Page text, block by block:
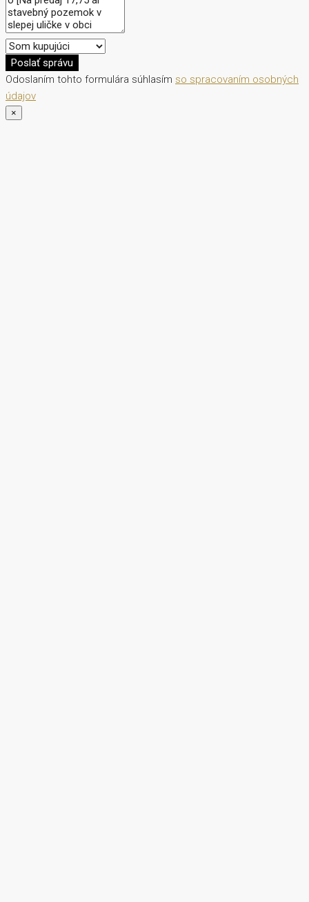
Poslať správu
Odoslaním tohto formulára súhlasím so spracovaním osobných
údajov
×